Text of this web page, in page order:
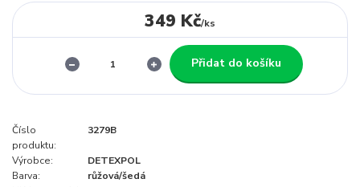
349 Kč/ks
Přidat do košíku
Číslo
produktu:
3279B
Výrobce:
DETEXPOL
Barva:
růžová/šedá